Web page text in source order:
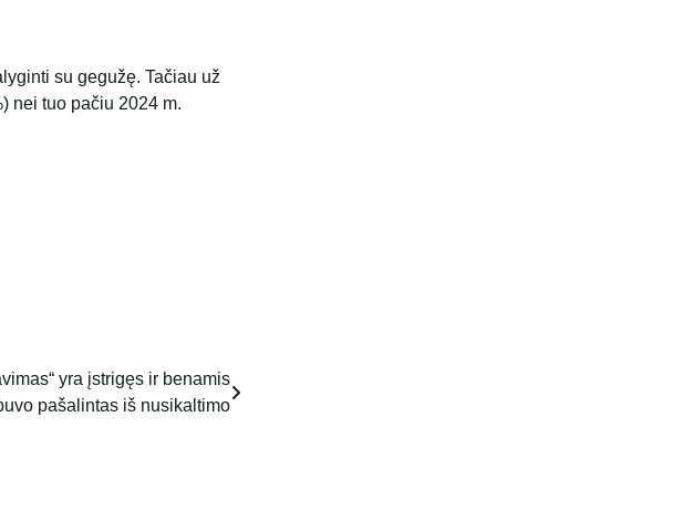
su gegužę. Tačiau už
nei tuo pačiu 2024 m.
yra įstrigęs ir benamis
pašalintas iš nusikaltimo